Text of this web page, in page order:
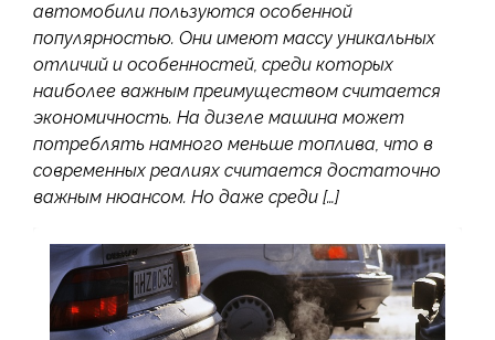
автомобили пользуются особенной
популярностью. Они имеют массу уникальных
отличий и особенностей, среди которых
наиболее важным преимуществом считается
экономичность. На дизеле машина может
потреблять намного меньше топлива, что в
современных реалиях считается достаточно
важным нюансом. Но даже среди […]